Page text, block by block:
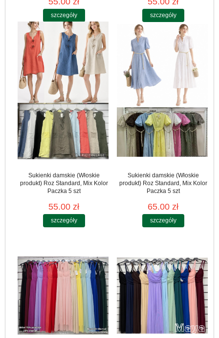
szczegóły szczegóły
Sukienki damskie (Włoskie
produkt) Roz Standard, Mix Kolor
Paczka 5 szt
55.00 zł
szczegóły
Sukienki damskie (Włoskie
produkt) Roz Standard, Mix Kolor
Paczka 5 szt
65.00 zł
szczegóły